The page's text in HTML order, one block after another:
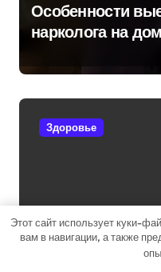
Особенности
нарколога на дом
Здоровье
Инфузионная
снятия
Этот сайт использует куки-
вам в навигации, а также